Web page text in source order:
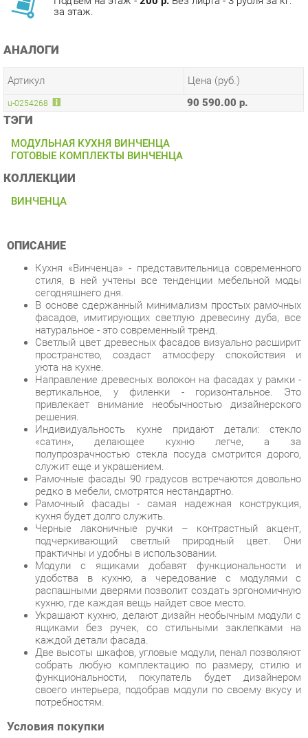
АНАЛОГИ
Артикул
u-0254268 90 590.00 р.
ТЭГИ
МОДУЛЬНАЯ КУХНЯ ВИНЧЕНЦА
ГОТОВЫЕ КОМПЛЕКТЫ ВИНЧЕНЦА
КОЛЛЕКЦИИ
ВИНЧЕНЦА
ОПИСАНИЕ
сегодняшнего дня.
фасадов, имитирующих светлую древесину дуба, все
натуральное - это современный тренд.
Светлый цвет древесных фасадов визуально расширит
пространство, создаст атмосферу спокойствия и
уюта на кухне.
Направление древесных волокон на фасадах у рамки -
вертикальное, у филенки - горизонтальное. Это
привлекает внимание необычностью дизайнерского
решения.
Индивидуальность кухне придают детали: стекло
«сатин», делающее кухню легче, а за
полупрозрачностью стекла посуда смотрится дорого,
служит еще и украшением.
Рамочные фасады 90 градусов встречаются довольно
редко в мебели, смотрятся нестандартно.
Рамочный фасады - самая надежная конструкция,
кухня будет долго служить.
Черные лаконичные ручки – контрастный акцент,
подчеркивающий светлый природный цвет. Они
практичны и удобны в использовании.
Модули с ящиками добавят функциональности и
удобства в кухню, а чередование с модулями с
распашными дверями позволит создать эргономичную
кухню, где каждая вещь найдет свое место.
Украшают кухню, делают дизайн необычным модули с
ящиками без ручек, со стильными заклепками на
каждой детали фасада.
Две высоты шкафов, угловые модули, пенал позволяют
собрать любую комплектацию по размеру, стилю и
функциональности, покупатель будет дизайнером
своего интерьера, подобрав модули по своему вкусу и
потребностям.
Условия покупки
Благодаря качественным фото, исчерпывающей информации
о характеристиках и параметрах, а также отзывам
покупателей маркетплэйса «Кухни Екатеринбург» купить
товар «Кухонный гарнитур 2400 Любимый дом Винченца 3